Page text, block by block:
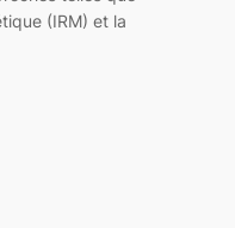
(IRM) et la